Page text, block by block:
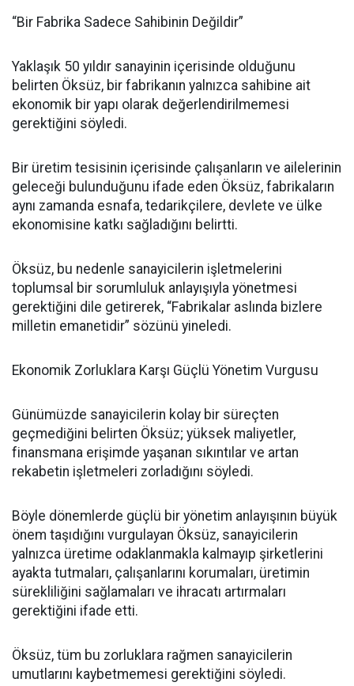
“Bir Fabrika Sadece Sahibinin Değildir”
Yaklaşık 50 yıldır sanayinin içerisinde olduğunu
belirten Öksüz, bir fabrikanın yalnızca sahibine ait
ekonomik bir yapı olarak değerlendirilmemesi
gerektiğini söyledi.
Bir üretim tesisinin içerisinde çalışanların ve ailelerinin
geleceği bulunduğunu ifade eden Öksüz, fabrikaların
aynı zamanda esnafa, tedarikçilere, devlete ve ülke
ekonomisine katkı sağladığını belirtti.
Öksüz, bu nedenle sanayicilerin işletmelerini
toplumsal bir sorumluluk anlayışıyla yönetmesi
gerektiğini dile getirerek, “Fabrikalar aslında bizlere
milletin emanetidir” sözünü yineledi.
Ekonomik Zorluklara Karşı Güçlü Yönetim Vurgusu
Günümüzde sanayicilerin kolay bir süreçten
geçmediğini belirten Öksüz; yüksek maliyetler,
finansmana erişimde yaşanan sıkıntılar ve artan
rekabetin işletmeleri zorladığını söyledi.
Böyle dönemlerde güçlü bir yönetim anlayışının büyük
önem taşıdığını vurgulayan Öksüz, sanayicilerin
yalnızca üretime odaklanmakla kalmayıp şirketlerini
ayakta tutmaları, çalışanlarını korumaları, üretimin
sürekliliğini sağlamaları ve ihracatı artırmaları
gerektiğini ifade etti.
Öksüz, tüm bu zorluklara rağmen sanayicilerin
umutlarını kaybetmemesi gerektiğini söyledi.